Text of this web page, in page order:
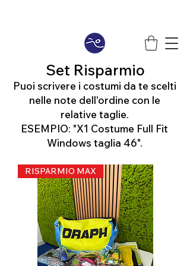
Set Risparmio
Puoi scrivere i costumi da te scelti
nelle note dell'ordine con le
relative taglie.
ESEMPIO: "X1 Costume Full Fit
Windows taglia 46".
RISPARMIO MAX